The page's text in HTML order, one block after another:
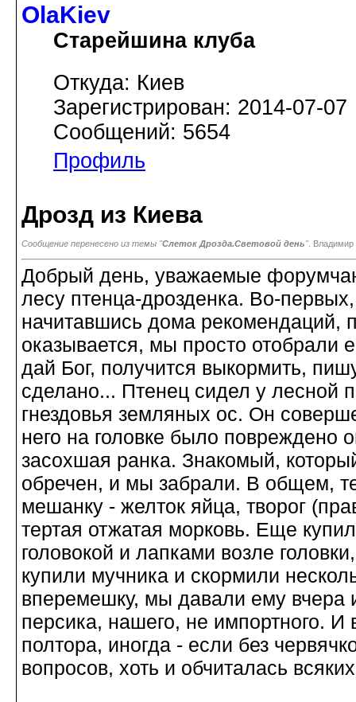
OlaKiev
Старейшина клуба
Откуда: Киев
Зарегистрирован: 2014-07-07
Сообщений: 5654
Профиль
Дрозд из Киева
Сообщение перенесено из темы "Слеток Дрозда.Световой день" .
Добрый день, уважаемые
лесу птенца-дрозденка. Во-
начитавшись дома
оказывается, мы просто отобрали
дай Бог, получится выкормить,
сделано... Птенец сидел у лесной
гнездовья земляных ос. Он
него на головке было повреждено
засохшая ранка. Знакомый,
обречен, и мы забрали. В общем,
мешанку - желток яйца, творог
тертая отжатая морковь. Еще
головокой и лапками возле
купили мучника и скормили
вперемешку, мы давали ему вчера
персика, нашего, не импортного. И
полтора, иногда - если без
вопросов, хоть и обчиталась